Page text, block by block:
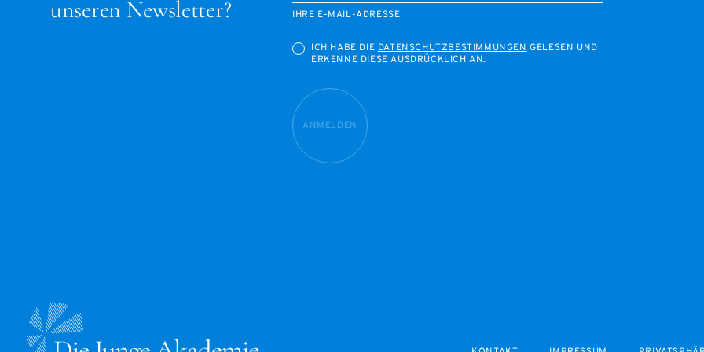
unseren Newsletter?
IHRE E-MAIL-ADRESSE
ICH HABE DIEDATENSCHUTZBESTIMMUNGENGELESEN UND
ERKENNE DIESE AUSDRÜCKLICH AN.
ANMELDEN